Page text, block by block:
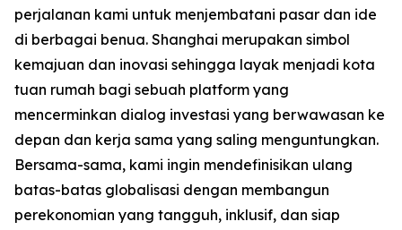
perjalanan kami untuk menjembatani pasar dan ide
di berbagai benua. Shanghai merupakan simbol
kemajuan dan inovasi sehingga layak menjadi kota
tuan rumah bagi sebuah platform yang
mencerminkan dialog investasi yang berwawasan ke
depan dan kerja sama yang saling menguntungkan.
Bersama-sama, kami ingin mendefinisikan ulang
batas-batas globalisasi dengan membangun
perekonomian yang tangguh, inklusif, dan siap